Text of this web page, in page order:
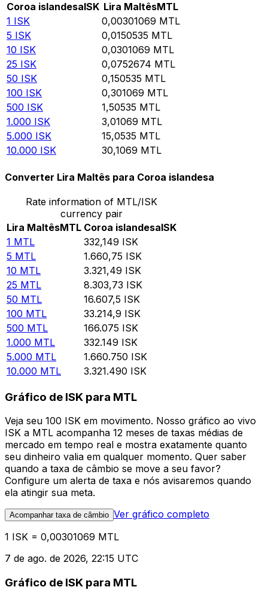
Coroa islandesaISK Lira MaltêsMTL
1 ISK 0,00301069 MTL
5 ISK 0,0150535 MTL
10 ISK 0,0301069 MTL
25 ISK 0,0752674 MTL
50 ISK 0,150535 MTL
100 ISK 0,301069 MTL
500 ISK 1,50535 MTL
1.000 ISK 3,01069 MTL
5.000 ISK 15,0535 MTL
10.000 ISK 30,1069 MTL
Converter Lira Maltês para Coroa islandesa
Rate information of MTL/ISK
currency pair
Lira MaltêsMTL Coroa islandesaISK
1 MTL 332,149 ISK
5 MTL 1.660,75 ISK
10 MTL 3.321,49 ISK
25 MTL 8.303,73 ISK
50 MTL 16.607,5 ISK
100 MTL 33.214,9 ISK
500 MTL 166.075 ISK
1.000 MTL 332.149 ISK
5.000 MTL 1.660.750 ISK
10.000 MTL 3.321.490 ISK
Gráfico de ISK para MTL
Veja seu 100 ISK em movimento. Nosso gráfico ao vivo
ISK a MTL acompanha 12 meses de taxas médias de
mercado em tempo real e mostra exatamente quanto
seu dinheiro valia em qualquer momento. Quer saber
quando a taxa de câmbio se move a seu favor?
Configure um alerta de taxa e nós avisaremos quando
ela atingir sua meta.
Acompanhar taxa de câmbio Ver gráfico completo
1 ISK = 0,00301069 MTL
7 de ago. de 2026, 22:15 UTC
Gráfico de ISK para MTL